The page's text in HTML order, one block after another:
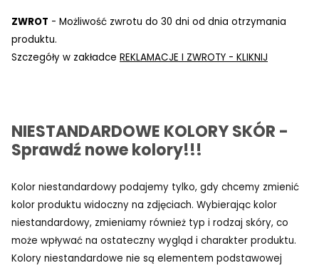
ZWROT - Możliwość zwrotu do 30 dni od dnia otrzymania
produktu.
Szczegóły w zakładce REKLAMACJE I ZWROTY - KLIKNIJ
NIESTANDARDOWE KOLORY SKÓR -
Sprawdź nowe kolory!!!
Kolor niestandardowy podajemy tylko, gdy chcemy zmienić
kolor produktu widoczny na zdjęciach. Wybierając kolor
niestandardowy, zmieniamy również typ i rodzaj skóry, co
może wpływać na ostateczny wygląd i charakter produktu.
Kolory niestandardowe nie są elementem podstawowej